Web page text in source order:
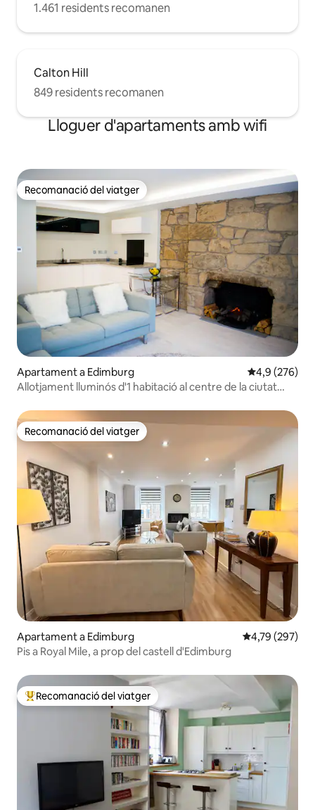
1.461 residents recomanen
Calton Hill
849 residents recomanen
Lloguer d'apartaments amb wifi
Recomanació del viatger
Recomanació del viatger
Apartament a Edimburg 4,9 de
4,9 (276)
Allotjament lluminós d'1 habitació al centre de la ciutat
Recomanació del viatger
Recomanació del viatger
Apartament a Edimburg 4,79 de
4,79 (297)
Pis a Royal Mile, a prop del castell d'Edimburg
Principals recomanacions dels viatgers
Recomanació del viatger